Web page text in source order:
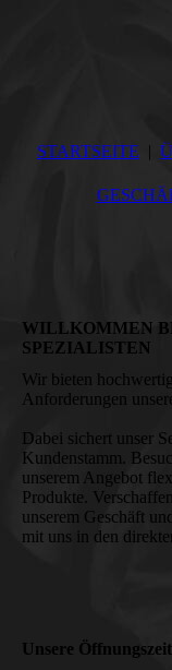
STARTSEITE
SPEZIALISTEN
Wir bieten
Anforderungen
Dabei sichert unser
Kundenstamm.
unserem Angebot
Produkte.
unserem Geschäft
mit uns in den
Unsere